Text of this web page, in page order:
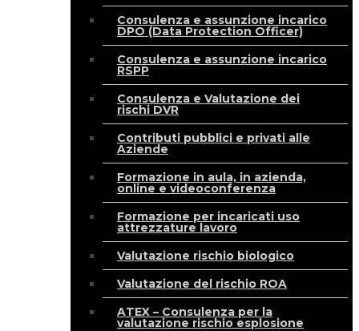
Consulenza e assunzione incarico
DPO (Data Protection Officer)
Consulenza e assunzione incarico
RSPP
Consulenza e Valutazione dei
rischi DVR
Contributi pubblici e privati alle
Aziende
Formazione in aula, in azienda,
online e videoconferenza
Formazione per incaricati uso
attrezzature lavoro
Valutazione rischio biologico
Valutazione del rischio ROA
ATEX – Consulenza per la
valutazione rischio esplosione